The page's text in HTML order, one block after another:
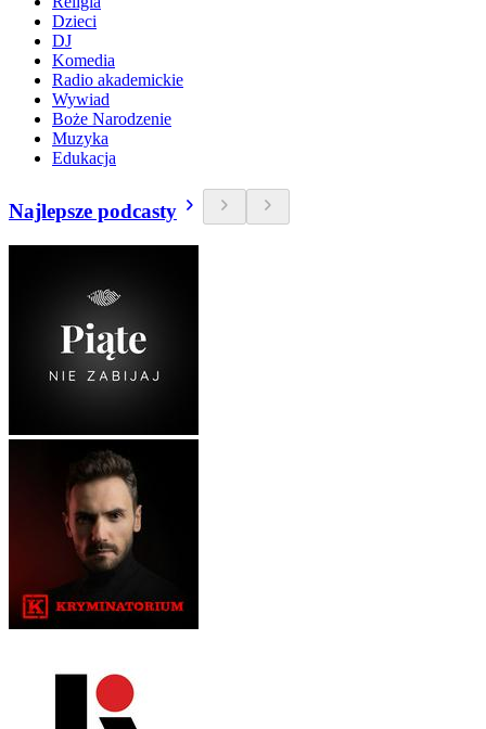
Dzieci
DJ
Komedia
Radio akademickie
Wywiad
Boże Narodzenie
Muzyka
Edukacja
Najlepsze podcasty